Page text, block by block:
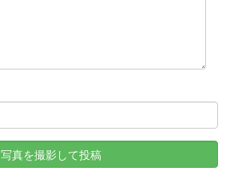
写真を撮影して投稿